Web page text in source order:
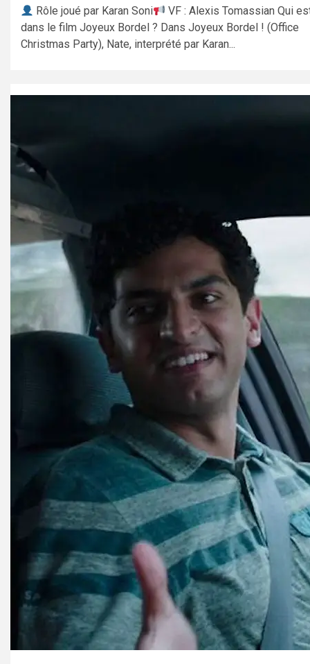
Rôle joué par Karan Soni
VF : Alexis Tomassian Qui
dans le film Joyeux Bordel ? Dans Joyeux Bordel ! (Office
Christmas Party), Nate, interprété par Karan...